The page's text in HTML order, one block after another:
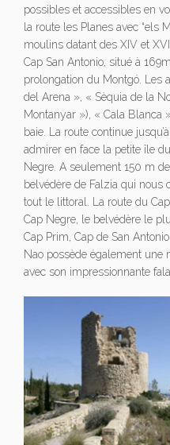
possibles et accessibles en
la route les Planes avec “els
moulins datant des XIV et
Cap San Antonio, situé à
prolongation du Montgó. Les
del Arena », « Sèquia de la
Montanyar »), « Cala Blanca
baie. La route continue
admirer en face la petite île
Negre. A seulement 150 m
belvédère de Falzia qui nous
tout le littoral. La route du
Cap Negre, le belvédère le
Cap Prim, Cap de San
Nao possède également une
avec son impressionnante